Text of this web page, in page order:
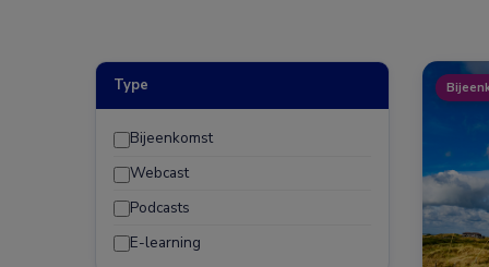
Type
Bijeenkomst
Webcast
Podcasts
E-learning